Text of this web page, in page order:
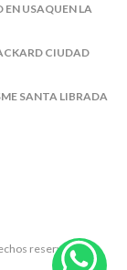
USAQUEN LA
CIUDAD
SANTA LIBRADA
reservados